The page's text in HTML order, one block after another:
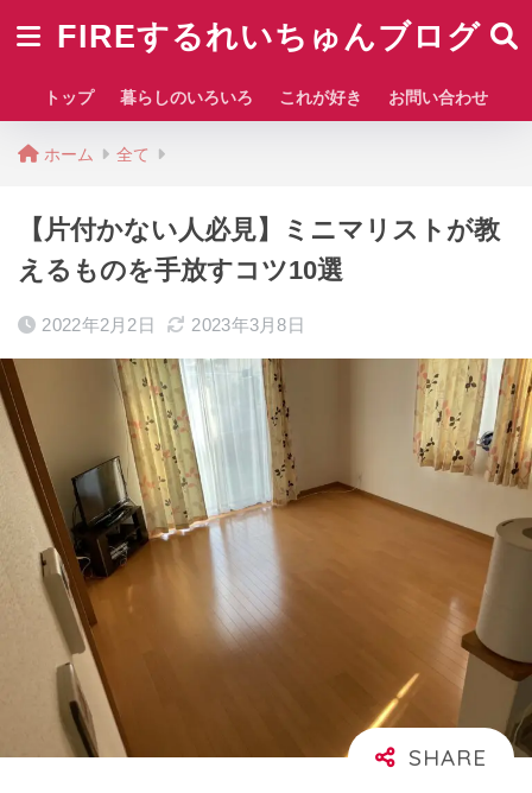
FIREするれいちゅんブログ
トップ 暮らしのいろいろ これが好き お問い合わせ
ホーム 全て
【片付かない人必見】ミニマリストが教
えるものを手放すコツ10選
2022年2月2日 2023年3月8日